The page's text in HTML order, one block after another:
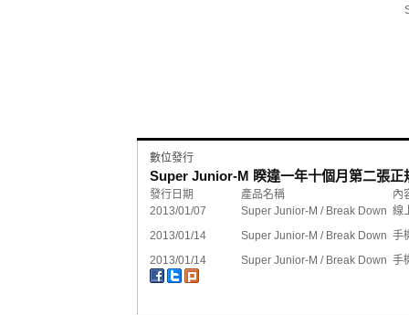
數位發行
Super Junior-M 睽違一年十個月第二張
發行日期 產品名稱
內
2013/01/07
Super Junior-M / Break Down 線
2013/01/14
Super Junior-M / Break Down 手
2013/01/14
Super Junior-M / Break Down 手